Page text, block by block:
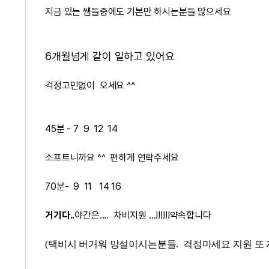
지금 있는 썜들중에도 기본만 하시는분들 많으세요
6개월넘게 같이 일하고 있어요
걱정고민없이 오세요 ^^
45분 - 7 9 12 14
소프트니까요 ^^ 편하게 연락주세요
70분- 9 11 14 16
거기다..야간은.... 차비지원 ...!!!!!!약속합니다
(택비시 버거워 망설이시는분들. 걱정마세요 지원 또